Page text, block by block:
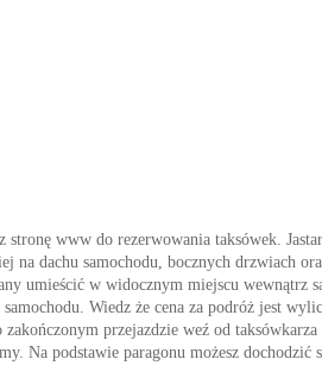
www do rezerwowania taksówek.
dachu samochodu, bocznych drzwiach
umieścić w widocznym miejscu wewnątrz
Wiedz że cena za podróż jest
przejazdzie weź od
Na podstawie paragonu możesz